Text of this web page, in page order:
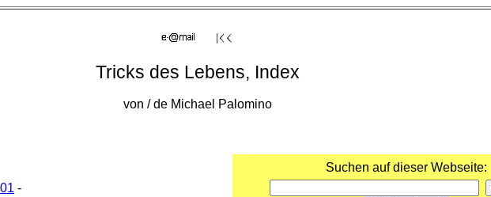
Tricks des Lebens, Index
von / de Michael Palomino
Suchen auf dieser Webseite:
-